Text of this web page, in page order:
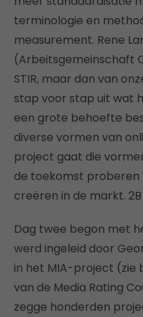
terminologie en
measurement. Rene
(Arbeitsgemeinschaft
STIR, maar dan van
stap voor stap uit wat
een grote behoefte
diverse vormen van
project gaat die
de toekomst
creëren in de markt.
Dag twee begon met
werd ingeleid door
in het MIA-project (zie
van de Media Rating
zegge honderden